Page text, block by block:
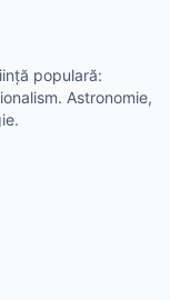
populară:
Astronomie,